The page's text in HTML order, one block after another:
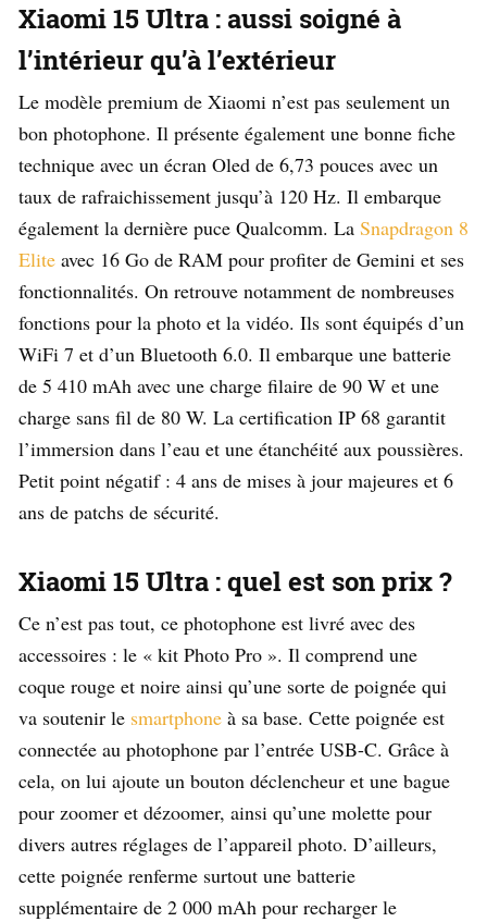
Xiaomi 15 Ultra : aussi soigné à
l’intérieur qu’à l’extérieur
Le modèle premium de Xiaomi n’est pas seulement un
bon photophone. Il présente également une bonne fiche
technique avec un écran Oled de 6,73 pouces avec un
taux de rafraichissement jusqu’à 120 Hz. Il embarque
également la dernière puce Qualcomm. La Snapdragon 8
Elite avec 16 Go de RAM pour profiter de Gemini et ses
fonctionnalités. On retrouve notamment de nombreuses
fonctions pour la photo et la vidéo. Ils sont équipés d’un
WiFi 7 et d’un Bluetooth 6.0. Il embarque une batterie
de 5 410 mAh avec une charge filaire de 90 W et une
charge sans fil de 80 W. La certification IP 68 garantit
l’immersion dans l’eau et une étanchéité aux poussières.
Petit point négatif : 4 ans de mises à jour majeures et 6
ans de patchs de sécurité.
Xiaomi 15 Ultra : quel est son prix ?
Ce n’est pas tout, ce photophone est livré avec des
accessoires : le « kit Photo Pro ». Il comprend une
coque rouge et noire ainsi qu’une sorte de poignée qui
va soutenir le smartphone à sa base. Cette poignée est
connectée au photophone par l’entrée USB-C. Grâce à
cela, on lui ajoute un bouton déclencheur et une bague
pour zoomer et dézoomer, ainsi qu’une molette pour
divers autres réglages de l’appareil photo. D’ailleurs,
cette poignée renferme surtout une batterie
supplémentaire de 2 000 mAh pour recharger le